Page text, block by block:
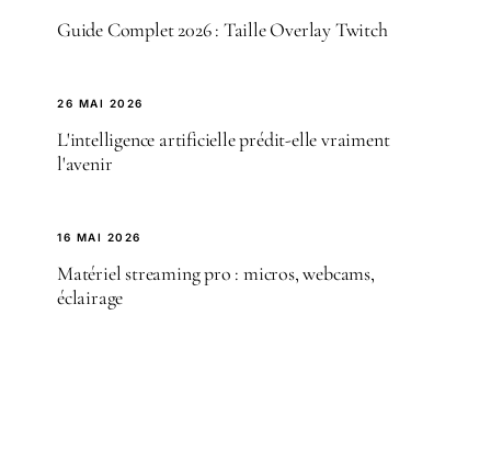
Guide Complet 2026 : Taille Overlay Twitch
26 MAI 2026
L'intelligence artificielle prédit-elle vraiment
l'avenir
16 MAI 2026
Matériel streaming pro : micros, webcams,
éclairage